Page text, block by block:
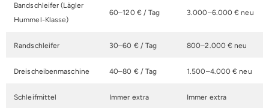
Bandschleifer (Lägler
Hummel-Klasse)
60–120 € / Tag 3.000–6.000 € neu
Randschleifer 30–60 € / Tag 800–2.000 € neu
Dreischeibenmaschine 40–80 € / Tag 1.500–4.000 € neu
Schleifmittel Immer extra Immer extra